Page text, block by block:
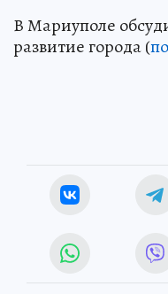
В Мариуполе
развитие города (